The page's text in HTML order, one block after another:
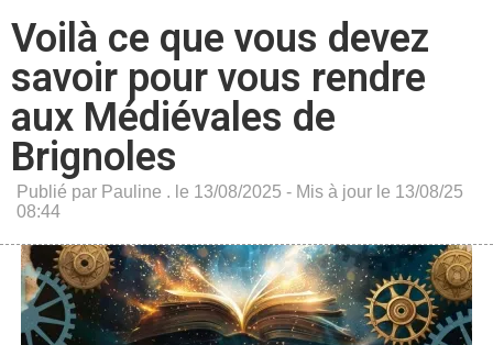
Voilà ce que vous devez
savoir pour vous rendre
aux Médiévales de
Brignoles
Publié par Pauline . le 13/08/2025 - Mis à jour le 13/08/25
08:44